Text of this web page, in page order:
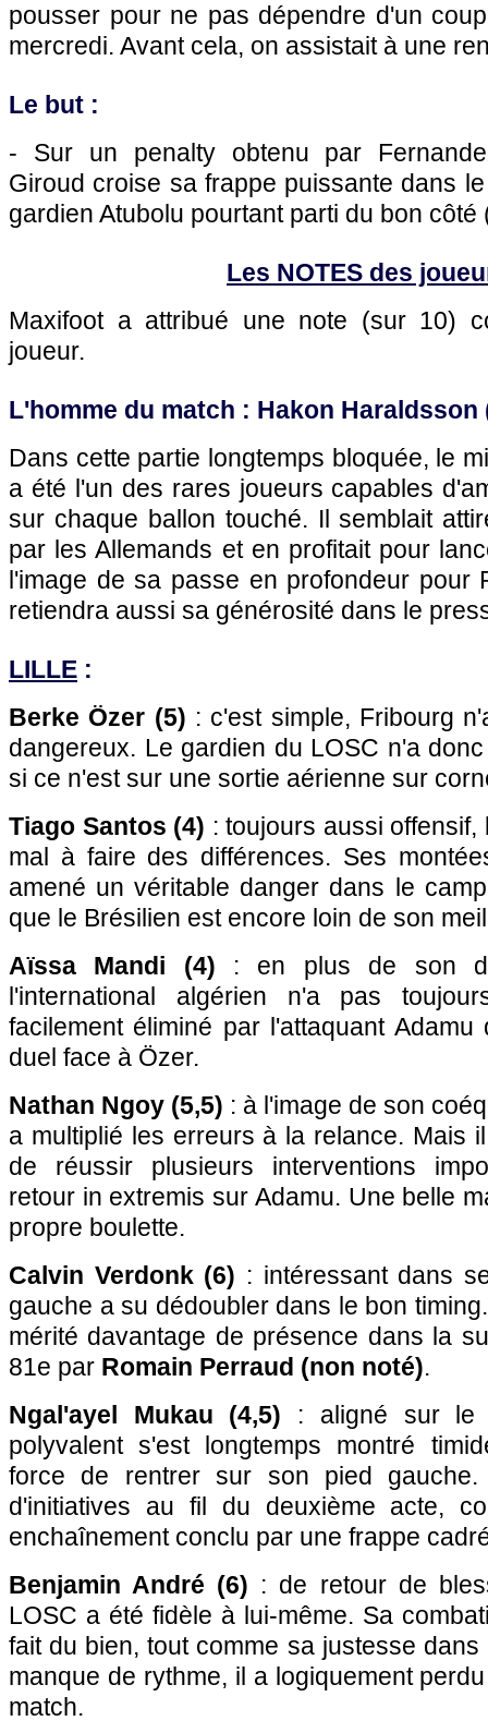
pousser pour ne pas dépendre d'un
mercredi. Avant cela, on assistait à une
Le but :
- Sur un penalty obtenu par
Giroud croise sa frappe puissante dans
gardien Atubolu pourtant parti du bon côté
Les NOTES des
Maxifoot a attribué une note (sur 10)
joueur.
L'homme du match : Hakon Haraldsson
Dans cette partie longtemps bloquée, le
a été l'un des rares joueurs capables
sur chaque ballon touché. Il semblait
par les Allemands et en profitait pour
l'image de sa passe en profondeur pour
retiendra aussi sa générosité dans le
LILLE :
Berke Özer (5) : c'est simple, Fribourg
dangereux. Le gardien du LOSC n'a
si ce n'est sur une sortie aérienne sur
Tiago Santos (4) : toujours aussi
mal à faire des différences. Ses
amené un véritable danger dans le
que le Brésilien est encore loin de son
Aïssa Mandi (4) : en plus de son
l'international algérien n'a pas
facilement éliminé par l'attaquant
duel face à Özer.
Nathan Ngoy (5,5) : à l'image de son
a multiplié les erreurs à la relance. Mais
de réussir plusieurs interventions
retour in extremis sur Adamu. Une belle
propre boulette.
Calvin Verdonk (6) : intéressant dans
gauche a su dédoubler dans le bon
mérité davantage de présence dans la
81e par Romain Perraud (non noté).
Ngal'ayel Mukau (4,5) : aligné sur le
polyvalent s'est longtemps montré
force de rentrer sur son pied
d'initiatives au fil du deuxième acte,
enchaînement conclu par une frappe
Benjamin André (6) : de retour de
LOSC a été fidèle à lui-même. Sa
fait du bien, tout comme sa justesse
manque de rythme, il a logiquement
match.